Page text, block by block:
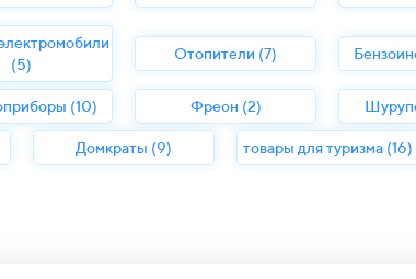
(5)
Отопители (7)
(10) Фреон (2)
Домкраты (9) товары для туризма (16)